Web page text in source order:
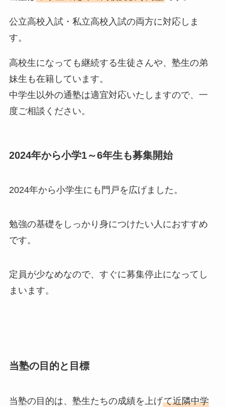
公立高校入試・私立高校入試の両方に対応しま
す。
高校生になっても継続する生徒さんや、塾生の弟
妹生も在籍しています。
中学生以外の通塾は適宜対応いたしますので、一
度ご相談ください。
2024年から小学1～6年生も募集開始
2024年から小学生にも門戸を広げました。
勉強の基礎をしっかり身につけたい人におすすめ
です。
定員が少なめなので、すぐに募集停止になってし
まいます。
当塾の目的と目標
当塾の目的は、塾生たちの成績を上げて近隣中学